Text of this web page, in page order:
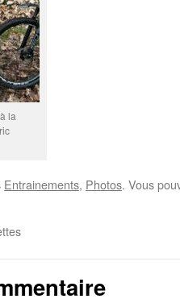
la
Entrainements, Photos. Vous